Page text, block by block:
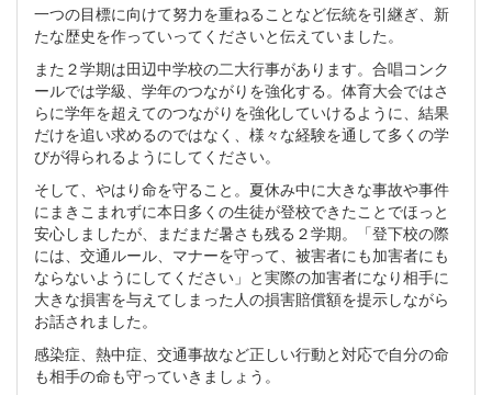
一つの目標に向けて努力を重ねることなど伝統を引継ぎ、新
たな歴史を作っていってくださいと伝えていました。
また２学期は田辺中学校の二大行事があります。合唱コンク
ールでは学級、学年のつながりを強化する。体育大会ではさ
らに学年を超えてのつながりを強化していけるように、結果
だけを追い求めるのではなく、様々な経験を通して多くの学
びが得られるようにしてください。
そして、やはり命を守ること。夏休み中に大きな事故や事件
にまきこまれずに本日多くの生徒が登校できたことでほっと
安心しましたが、まだまだ暑さも残る２学期。「登下校の際
には、交通ルール、マナーを守って、被害者にも加害者にも
ならないようにしてください」と実際の加害者になり相手に
大きな損害を与えてしまった人の損害賠償額を提示しながら
お話されました。
感染症、熱中症、交通事故など正しい行動と対応で自分の命
も相手の命も守っていきましょう。